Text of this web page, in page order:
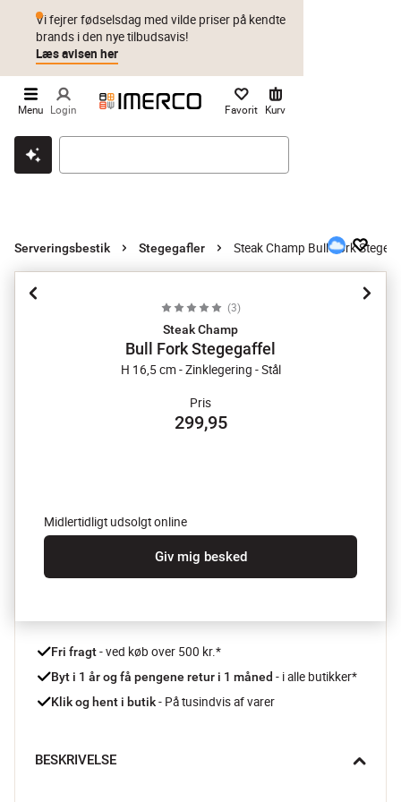
Klik & hent Byt i 1 år Prismatch
Vi fejrer fødselsdag med vilde priser på kendte
brands i den nye tilbudsavis!
Læs avisen her
Menu Login Favorit Kurv
Serveringsbestik Stegegafler Steak Champ Bull Fork
(3)
Steak Champ
Bull Fork Stegegaffel
H 16,5 cm - Zinklegering - Stål
Pris
299,95
Midlertidligt udsolgt online
Giv mig besked
Fri fragt - ved køb over 500 kr.*
Byt i 1 år og få pengene retur i 1 måned - i alle butikker*
Klik og hent i butik - På tusindvis af varer
BESKRIVELSE